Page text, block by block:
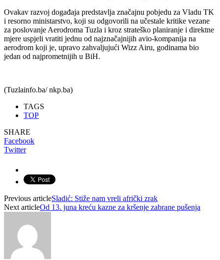
Ovakav razvoj događaja predstavlja značajnu pobjedu za Vladu TK
i resorno ministarstvo, koji su odgovorili na učestale kritike vezane
za poslovanje Aerodroma Tuzla i kroz strateško planiranje i direktne
mjere uspjeli vratiti jednu od najznačajnijih avio-kompanija na
aerodrom koji je, upravo zahvaljujući Wizz Airu, godinama bio
jedan od najprometnijih u BiH.
(Tuzlainfo.ba/ nkp.ba)
TAGS
TOP
SHARE
Facebook
Twitter
Previous articleSladić: Stiže nam vreli afrički zrak
Next articleOd 13. juna kreću kazne za kršenje zabrane pušenja